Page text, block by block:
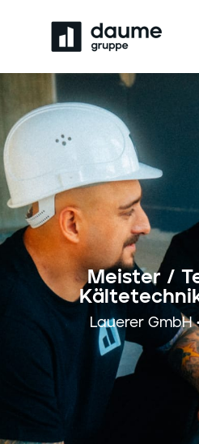
Meister /
Lauerer GmbH